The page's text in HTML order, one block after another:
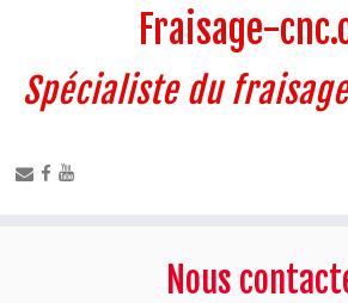
Fraisage-
Spécialiste du
Nous